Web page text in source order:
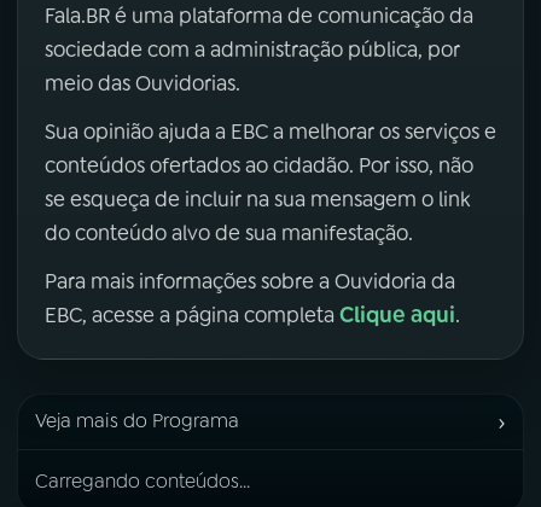
Fala.BR é uma plataforma de comunicação da
sociedade com a administração pública, por
meio das Ouvidorias.
Sua opinião ajuda a EBC a melhorar os serviços e
conteúdos ofertados ao cidadão. Por isso, não
se esqueça de incluir na sua mensagem o link
do conteúdo alvo de sua manifestação.
Para mais informações sobre a Ouvidoria da
EBC, acesse a página completa Clique aqui.
Veja mais do Programa ›
Carregando conteúdos...